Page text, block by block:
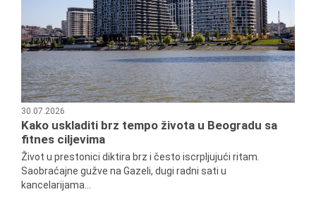
30.07.2026
Kako uskladiti brz tempo života u Beogradu sa
fitnes ciljevima
Život u prestonici diktira brz i često iscrpljujući ritam.
Saobraćajne gužve na Gazeli, dugi radni sati u
kancelarijama...